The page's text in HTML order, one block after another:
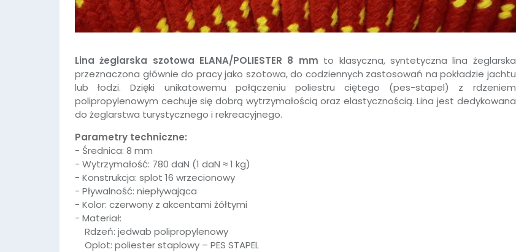
Lina żeglarska szotowa ELANA/POLIESTER 8 mm to klasyczna, syntetyczna lina żeglarska
przeznaczona głównie do pracy jako szotowa, do codziennych zastosowań na pokładzie jachtu
lub łodzi. Dzięki unikatowemu połączeniu poliestru ciętego (pes-stapel) z rdzeniem
polipropylenowym cechuje się dobrą wytrzymałością oraz elastycznością. Lina jest dedykowana
do żeglarstwa turystycznego i rekreacyjnego.
Parametry techniczne:
- Średnica: 8 mm
- Wytrzymałość: 780 daN (1 daN ≈ 1 kg)
- Konstrukcja: splot 16 wrzecionowy
- Pływalność: niepływająca
- Kolor: czerwony z akcentami żółtymi
- Materiał:
Rdzeń: jedwab polipropylenowy
Oplot: poliester staplowy – PES STAPEL